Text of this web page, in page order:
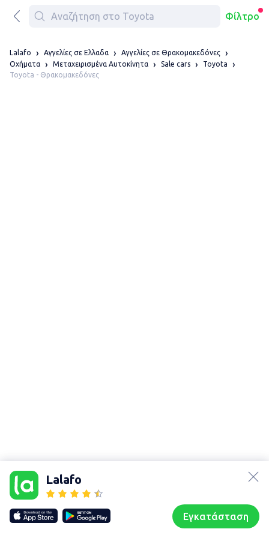
Φίλτρο
Lalafo
Εγκατάσταση
Lalafo Αγγελίες σε Ελλαδα
Αγγελίες σε Θρακομακεδόνες
Οχήματα
Μεταχειρισμένα Αυτοκίνητα Sale cars
Toyota
Toyota - Θρακομακεδόνες
Our websites
lalafo.kg
lalafo.rs
lalafo.pl
Sitemap
τοποθεσίας
Συζητήσεις Προφίλ